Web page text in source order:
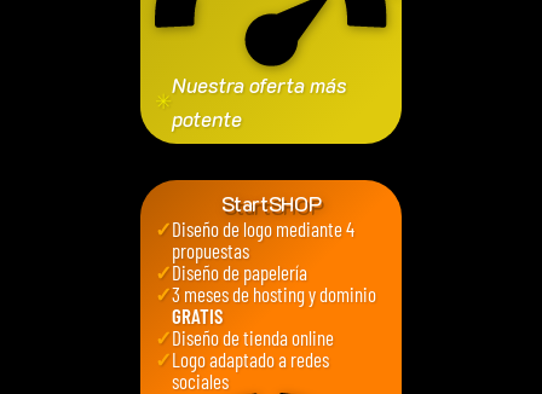
✳
Nuestra oferta más
potente
StartSHOP
✓Diseño de logo mediante 4
propuestas
✓Diseño de papelería
✓3 meses de hosting y dominio
GRATIS
✓Diseño de tienda online
✓Logo adaptado a redes
sociales